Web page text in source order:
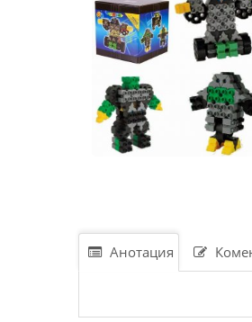
Анотация